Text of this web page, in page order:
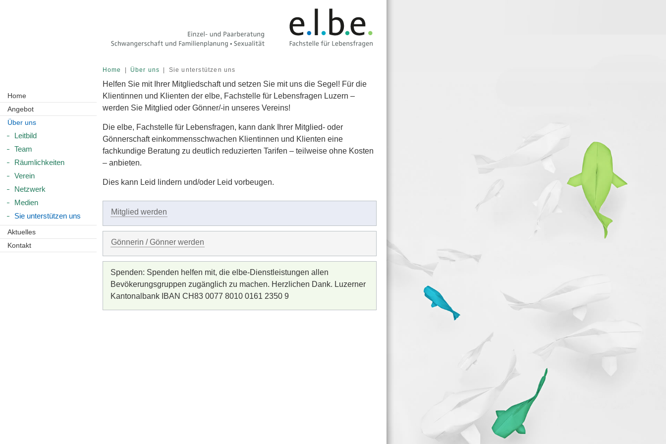
Home
Angebot
Über uns
Leitbild
Team
Räumlichkeiten
Verein
Netzwerk
Medien
Sie unterstützen uns
Aktuelles
Kontakt
Home Über uns Sie unterstützen uns
Helfen Sie mit Ihrer Mitgliedschaft und setzen Sie mit uns die Segel! Für die
Klientinnen und Klienten der elbe, Fachstelle für Lebensfragen Luzern –
werden Sie Mitglied oder Gönner/-in unseres Vereins!
Die elbe, Fachstelle für Lebensfragen, kann dank Ihrer Mitglied- oder
Gönnerschaft einkommensschwachen Klientinnen und Klienten eine
fachkundige Beratung zu deutlich reduzierten Tarifen – teilweise ohne Kosten
– anbieten.
Dies kann Leid lindern und/oder Leid vorbeugen.
Mitglied werden
Gönnerin / Gönner werden
Spenden: Spenden helfen mit, die elbe-Dienstleistungen allen
Bevökerungsgruppen zugänglich zu machen. Herzlichen Dank. Luzerner
Kantonalbank IBAN CH83 0077 8010 0161 2350 9